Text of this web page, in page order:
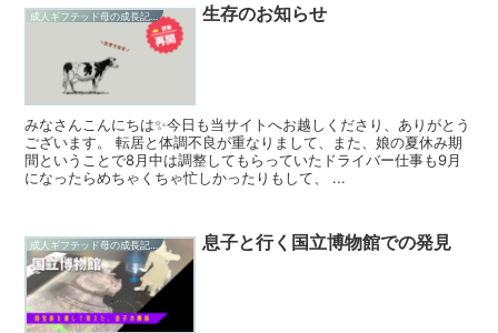
生存のお知らせ
みなさんこんにちは✨今日も当サイトへお越しくださり、ありがとう
ございます。 転居と体調不良が重なりまして、また、娘の夏休み期
間ということで8月中は調整してもらっていたドライバー仕事も9月
になったらめちゃくちゃ忙しかったりもして、 ...
息子と行く国立博物館での発見